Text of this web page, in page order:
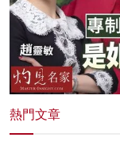
熱門文章